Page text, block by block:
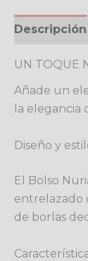
Descripción
UN TOQUE
Añade un
la
Diseño y
El Bolso
entrelazado
de borlas